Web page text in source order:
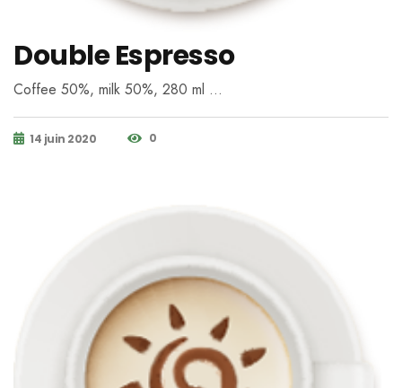
Double Espresso
Coffee 50%, milk 50%, 280 ml …
14 juin 2020 0